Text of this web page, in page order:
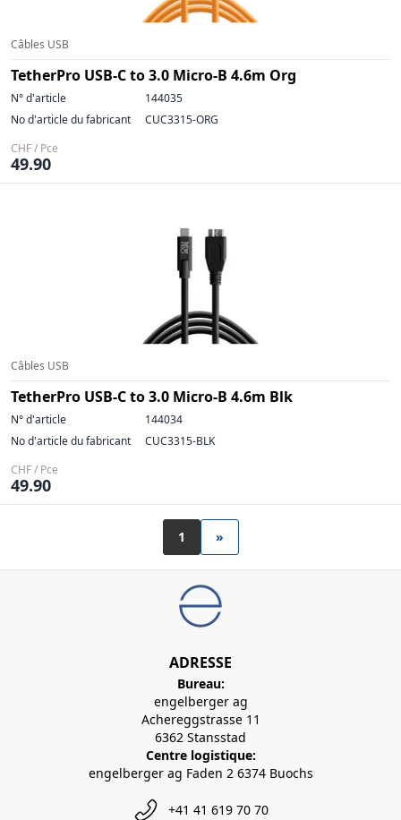
Câbles USB
TetherPro USB-C to 3.0 Micro-B 4.6m Org
N° d'article
144035
No d'article du fabricant
CUC3315-ORG
CHF / Pce
49.90
Câbles USB
TetherPro USB-C to 3.0 Micro-B 4.6m Blk
N° d'article
144034
No d'article du fabricant
CUC3315-BLK
CHF / Pce
49.90
1 »
ADRESSE
Bureau:
engelberger ag
Achereggstrasse 11
6362 Stansstad
Centre logistique:
engelberger ag Faden 2 6374 Buochs
+41 41 619 70 70